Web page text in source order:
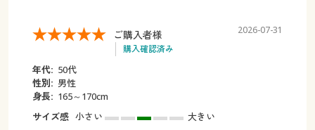
ご購入者様
購入確認済み
2026-07-31
年代: 50代
性別: 男性
身長: 165～170cm
サイズ感 小さい
大きい